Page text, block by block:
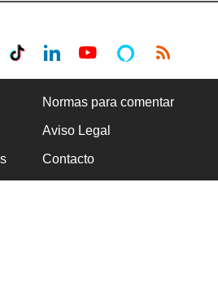
Normas para comentar
Aviso Legal
Contacto